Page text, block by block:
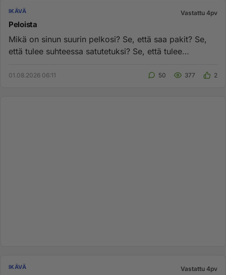
IKÄVÄ Vastattu 4pv
Peloista
Mikä on sinun suurin pelkosi? Se, että saa pakit? Se,
että tulee suhteessa satutetuksi? Se, että tulee
01.08.2026 06:11 50 377 2
IKÄVÄ Vastattu 4pv